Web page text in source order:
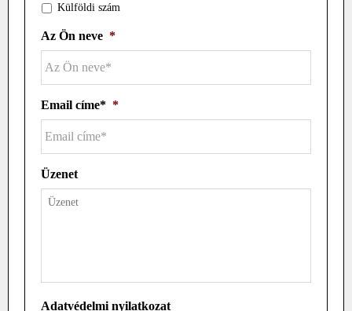
Külföldi szám
Az Ön neve *
Email címe* *
Üzenet
Adatvédelmi nyilatkozat